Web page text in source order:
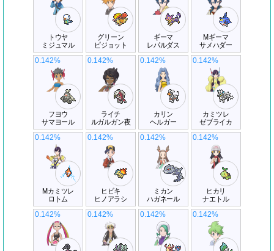
トウヤ
ミジュマル
グリーン
ピジョット
ギーマ
レパルダス
Mギーマ
サメハダー
フヨウ
サマヨール
0.142%
ライチ
ルガルガン夜
0.142%
カリン
ヘルガー
0.142%
カミツレ
ゼブライカ
0.142%
Mカミツレ
ロトム
0.142%
ヒビキ
ヒノアラシ
0.142%
ミカン
ハガネール
0.142%
ヒカリ
ナエトル
0.142%
0.142% 0.142% 0.142% 0.142%